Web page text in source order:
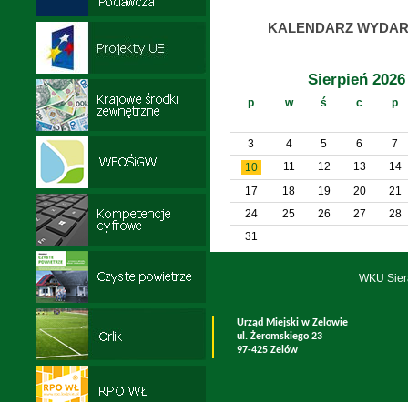
KALENDARZ
Sierpień 2026
p w ś c p
3 4 5 6
7
10
11 12 13
14
17
18 19 20
21
24
25 26 27
28
31
WKU
Urząd Miejski w Zelowie
ul. Żeromskiego 23
97-425 Zelów